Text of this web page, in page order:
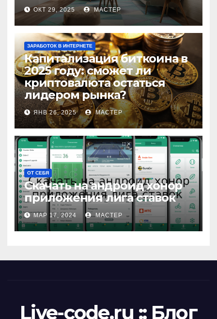
ОКТ 29, 2025 МАСТЕР
ЗАРАБОТОК В ИНТЕРНЕТЕ
Капитализация биткоина в
2025 году: сможет ли
криптовалюта остаться
лидером рынка?
ЯНВ 26, 2025 МАСТЕР
ОТ СЕБЯ
Скачать на андроид хонор
приложения лига ставок
МАР 17, 2024 МАСТЕР
Live-code.ru :: Блог